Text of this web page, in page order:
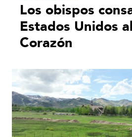
Los obispos
Estados Unidos
Corazón